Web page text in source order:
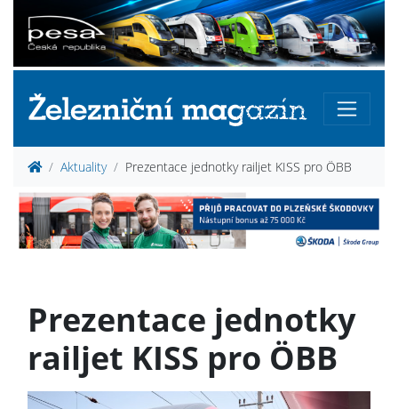
Aktuality Prezentace jednotky railjet KISS pro ÖBB
Prezentace jednotky
railjet KISS pro ÖBB